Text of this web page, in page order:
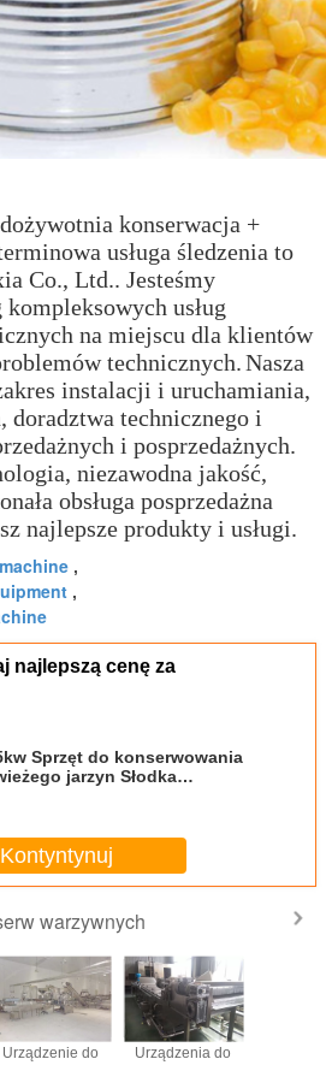
konserwacja +
usługa śledzenia to
Co., Ltd.. Jesteśmy
usług
na miejscu dla klientów
technicznych.Nasza
instalacji i uruchamiania,
doradztwa technicznego i
i posprzedażnych.
niezawodna jakość,
obsługa posprzedażna
najlepsze produkty i usługi.
,
,
najlepszą cenę za
Sprzęt do konserwowania
jarzyn Słodka
Kontyntynuj
warzywnych
Urządzenie do
Urządzenia do